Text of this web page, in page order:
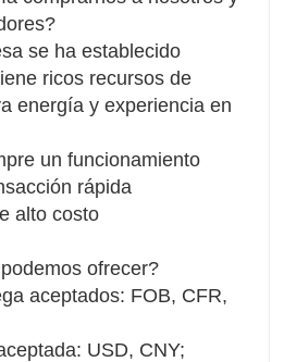
se ha establecido
ricos recursos de
energía y experiencia en
un funcionamiento
rápida
alto costo
ofrecer?
aceptados: FOB, CFR,
USD, CNY;